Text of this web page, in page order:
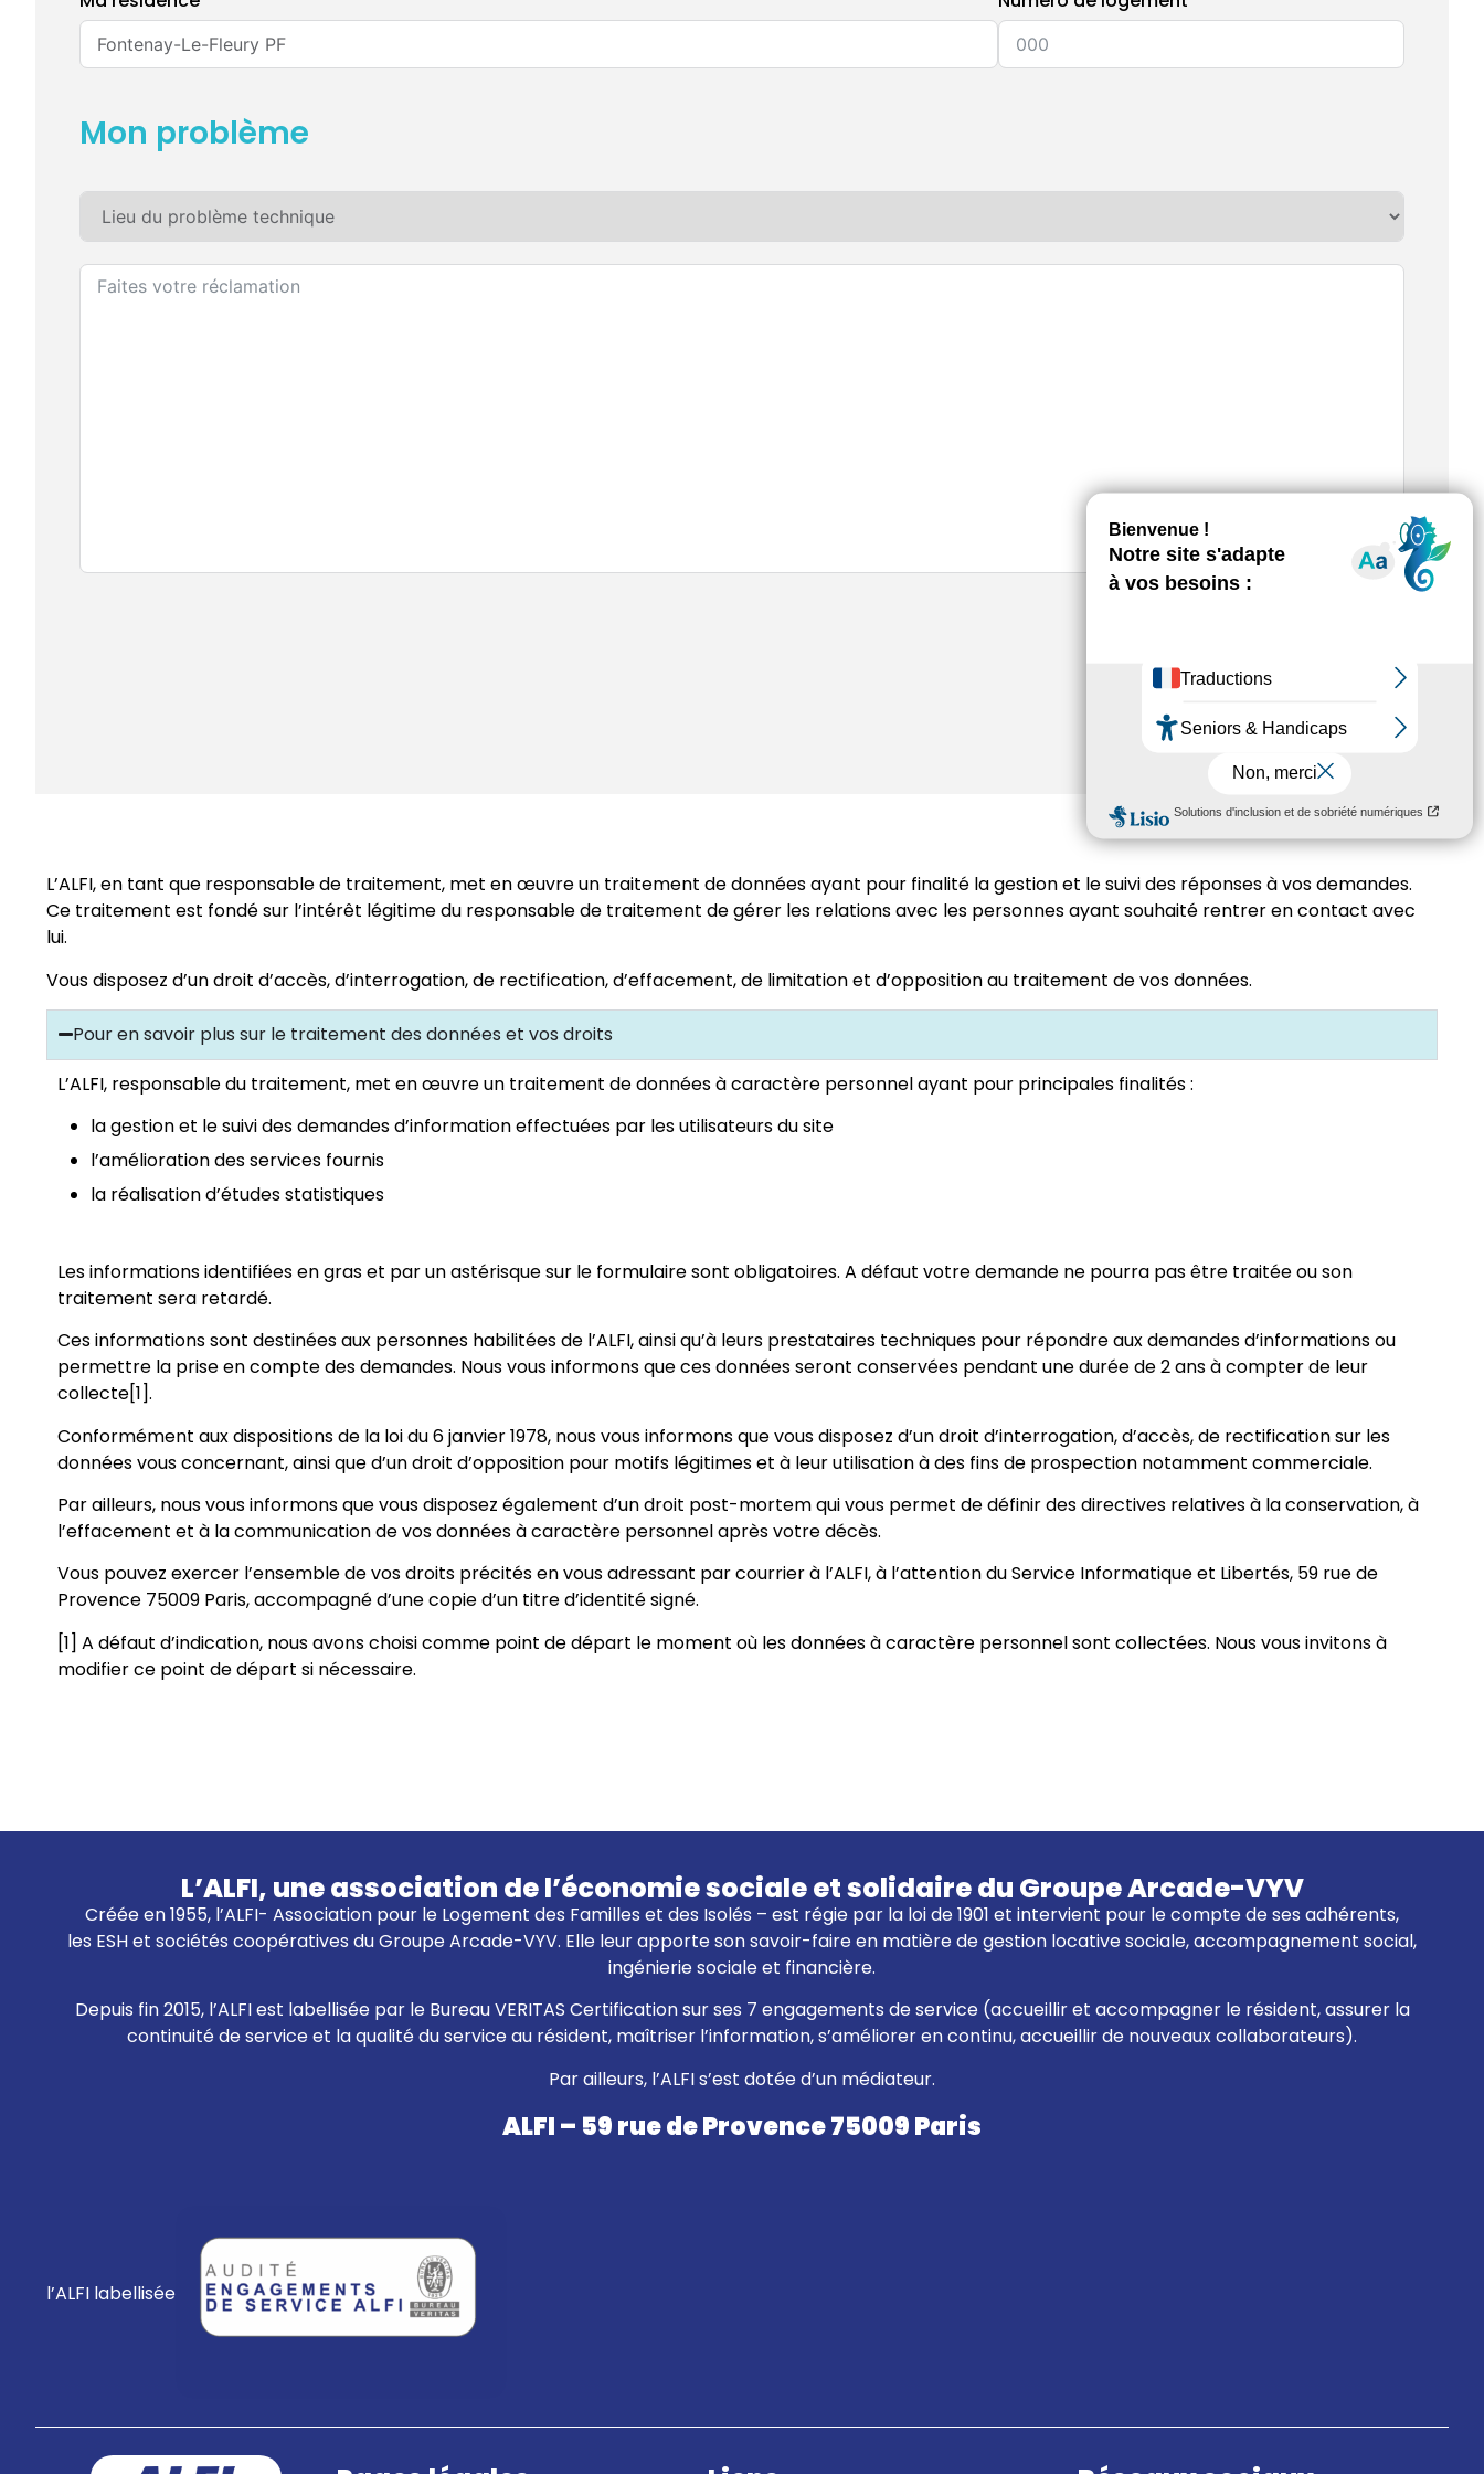
Mon problème
L’ALFI, en tant que responsable de traitement, met en œuvre un traitement de données ayant pour finalité la gestion et le suivi des réponses à vos demandes.
Ce traitement est fondé sur l’intérêt légitime du responsable de traitement de gérer les relations avec les personnes ayant souhaité rentrer en contact avec
lui.
Vous disposez d’un droit d’accès, d’interrogation, de rectification, d’effacement, de limitation et d’opposition au traitement de vos données.
Pour en savoir plus sur le traitement des données et vos droits
L’ALFI, responsable du traitement, met en œuvre un traitement de données à caractère personnel ayant pour principales finalités :
la gestion et le suivi des demandes d’information effectuées par les utilisateurs du site
l’amélioration des services fournis
la réalisation d’études statistiques
Les informations identifiées en gras et par un astérisque sur le formulaire sont obligatoires. A défaut votre demande ne pourra pas être traitée ou son
traitement sera retardé.
Ces informations sont destinées aux personnes habilitées de l’ALFI, ainsi qu’à leurs prestataires techniques pour répondre aux demandes d’informations ou
permettre la prise en compte des demandes. Nous vous informons que ces données seront conservées pendant une durée de 2 ans à compter de leur
collecte[1].
Conformément aux dispositions de la loi du 6 janvier 1978, nous vous informons que vous disposez d’un droit d’interrogation, d’accès, de rectification sur les
données vous concernant, ainsi que d’un droit d’opposition pour motifs légitimes et à leur utilisation à des fins de prospection notamment commerciale.
Par ailleurs, nous vous informons que vous disposez également d’un droit post-mortem qui vous permet de définir des directives relatives à la conservation, à
l’effacement et à la communication de vos données à caractère personnel après votre décès.
Vous pouvez exercer l’ensemble de vos droits précités en vous adressant par courrier à l’ALFI, à l’attention du Service Informatique et Libertés, 59 rue de
Provence 75009 Paris, accompagné d’une copie d’un titre d’identité signé.
[1] A défaut d’indication, nous avons choisi comme point de départ le moment où les données à caractère personnel sont collectées. Nous vous invitons à
modifier ce point de départ si nécessaire.
L’ALFI, une association de l’économie sociale et solidaire du Groupe Arcade-VYV
Créée en 1955, l’ALFI- Association pour le Logement des Familles et des Isolés – est régie par la loi de 1901 et intervient pour le compte de ses adhérents,
les ESH et sociétés coopératives du Groupe Arcade-VYV. Elle leur apporte son savoir-faire en matière de gestion locative sociale, accompagnement social,
ingénierie sociale et financière.
Depuis fin 2015, l’ALFI est labellisée par le Bureau VERITAS Certification sur ses 7 engagements de service (accueillir et accompagner le résident, assurer la
continuité de service et la qualité du service au résident, maîtriser l’information, s’améliorer en continu, accueillir de nouveaux collaborateurs).
Par ailleurs, l’ALFI s’est dotée d’un médiateur.
ALFI – 59 rue de Provence 75009 Paris
l’ALFI labellisée